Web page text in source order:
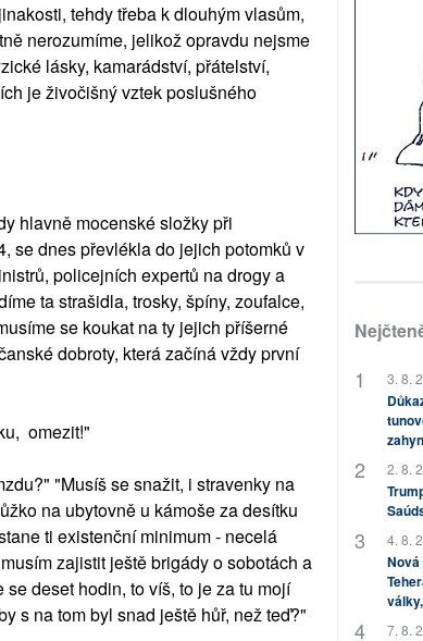
tehdy třeba k dlouhým vlasům,
nerozumíme, jelikož opravdu nejsme
lásky, kamarádství, přátelství,
je živočišný vztek poslušného
hlavně mocenské složky při
se dnes převlékla do jejich potomků v
policejních expertů na drogy a
ta strašidla, trosky, špíny, zoufalce,
se koukat na ty jejich příšerné
dobroty, která začíná vždy první
omezit!"
"Musíš se snažit, i stravenky na
na ubytovně u kámoše za desítku
ti existenční minimum - necelá
zajistit ještě brigády o sobotách a
deset hodin, to víš, to je za tu mojí
s na tom byl snad ještě hůř, než teď?"
3. 8.
2. 8.
4. 8.
Nová
7. 8.